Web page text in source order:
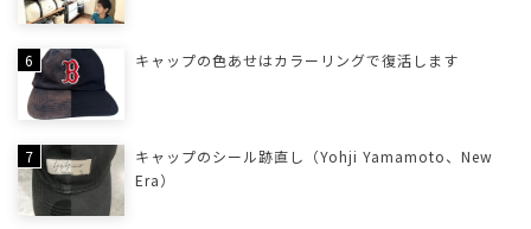
キャップの色あせはカラーリングで復活します
キャップのシール跡直し（Yohji Yamamoto、New
Era）